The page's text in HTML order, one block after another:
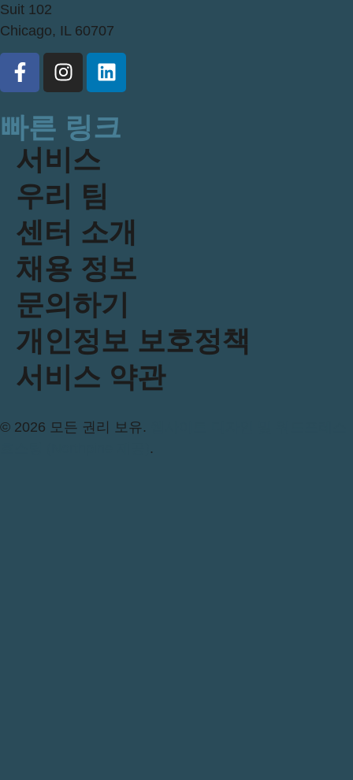
Suit 102
Chicago, IL 60707
빠른 링크
서비스
우리 팀
센터 소개
채용 정보
문의하기
개인정보 보호정책
서비스 약관
© 2026 모든 권리 보유.
.